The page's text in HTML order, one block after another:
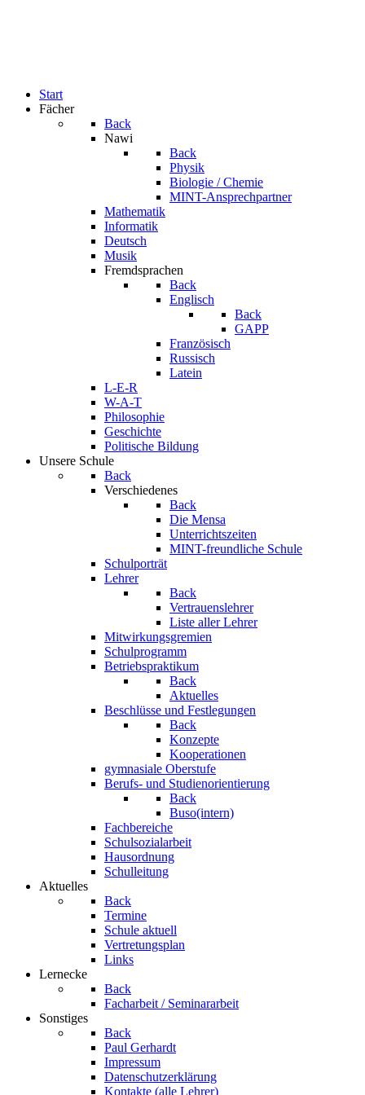
Start
Fächer
Back
Nawi
Back
Physik
Biologie / Chemie
MINT-Ansprechpartner
Mathematik
Informatik
Deutsch
Musik
Fremdsprachen
Back
Englisch
Back
GAPP
Französisch
Russisch
Latein
L-E-R
W-A-T
Philosophie
Geschichte
Politische Bildung
Unsere Schule
Back
Verschiedenes
Back
Die Mensa
Unterrichtszeiten
MINT-freundliche Schule
Schulporträt
Lehrer
Back
Vertrauenslehrer
Liste aller Lehrer
Mitwirkungsgremien
Schulprogramm
Betriebspraktikum
Back
Aktuelles
Beschlüsse und Festlegungen
Back
Konzepte
Kooperationen
gymnasiale Oberstufe
Berufs- und Studienorientierung
Back
Buso(intern)
Fachbereiche
Schulsozialarbeit
Hausordnung
Schulleitung
Aktuelles
Back
Termine
Schule aktuell
Vertretungsplan
Links
Lernecke
Back
Facharbeit / Seminararbeit
Sonstiges
Back
Paul Gerhardt
Impressum
Datenschutzerklärung
Kontakte (alle Lehrer)